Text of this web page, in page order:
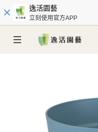
逸活園藝
立刻使用官方APP